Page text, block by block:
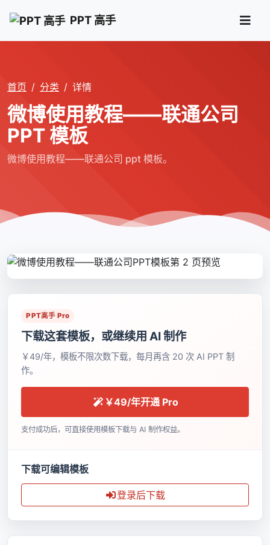
PPT 高手
首页 分类 详情
微博使用教程――联通公司
PPT 模板
微博使用教程――联通公司 ppt 模板。
PPT高手 Pro
下载这套模板，或继续用 AI 制作
￥49/年，模板不限次数下载，每月再含 20 次 AI PPT 制
作。
￥49/年开通 Pro
支付成功后，可直接使用模板下载与 AI 制作权益。
下载可编辑模板
登录后下载